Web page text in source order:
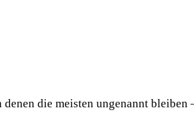
die meisten ungenannt